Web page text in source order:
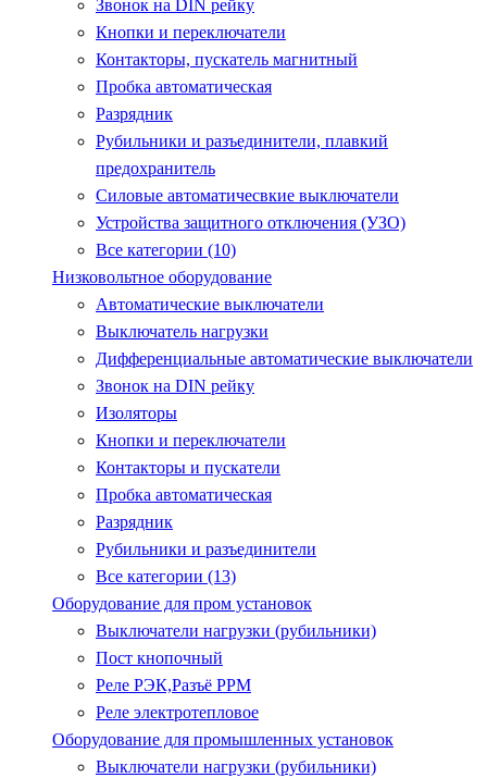
Звонок на DIN рейку
Кнопки и переключатели
Контакторы, пускатель магнитный
Пробка автоматическая
Разрядник
Рубильники и разъединители, плавкий
предохранитель
Силовые автоматичесвкие выключатели
Устройства защитного отключения (УЗО)
Все категории (10)
Низковольтное оборудование
Автоматические выключатели
Выключатель нагрузки
Дифференциальные автоматические выключатели
Звонок на DIN рейку
Изоляторы
Кнопки и переключатели
Контакторы и пускатели
Пробка автоматическая
Разрядник
Рубильники и разъединители
Все категории (13)
Оборудование для пром установок
Выключатели нагрузки (рубильники)
Пост кнопочный
Реле РЭК,Разъё РРМ
Реле электротепловое
Оборудование для промышленных установок
Выключатели нагрузки (рубильники)